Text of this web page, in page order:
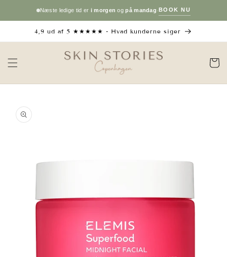
Næste ledige tid er i morgen ogpå mandag·BOOK NU
4,9 ud af 5 ★★★★★ - Hvad kunderne siger